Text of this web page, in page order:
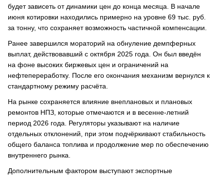
будет зависеть от динамики цен до конца месяца. В начале
июня котировки находились примерно на уровне 69 тыс. руб.
за тонну, что сохраняет возможность частичной компенсации.
Ранее завершился мораторий на обнуление демпферных
выплат, действовавший с октября 2025 года. Он был введён
на фоне высоких биржевых цен и ограничений на
нефтепереработку. После его окончания механизм вернулся к
стандартному режиму расчёта.
На рынке сохраняется влияние внеплановых и плановых
ремонтов НПЗ, которые отмечаются и в весенне-летний
период 2026 года. Регуляторы указывают на наличие
отдельных отклонений, при этом подчёркивают стабильность
общего баланса топлива и продолжение мер по обеспечению
внутреннего рынка.
Дополнительным фактором выступают экспортные